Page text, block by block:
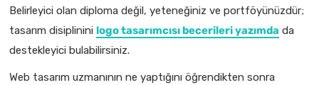
Belirleyici olan diploma değil, yeteneğiniz ve portföyünüzdür;
tasarım disiplinini logo tasarımcısı becerileri yazımda da
destekleyici bulabilirsiniz.
Web tasarım uzmanının ne yaptığını öğrendikten sonra